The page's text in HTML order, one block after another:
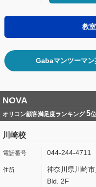
教
Gabaマンツーマ
NOVA
オリコン顧客満足度ランキング5位
川崎校
044-244-4711
神奈川県川崎
Bld. 2F